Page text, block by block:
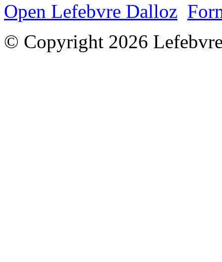
Open Lefebvre Dalloz
© Copyright 2026